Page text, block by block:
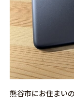
熊谷市にお住まい